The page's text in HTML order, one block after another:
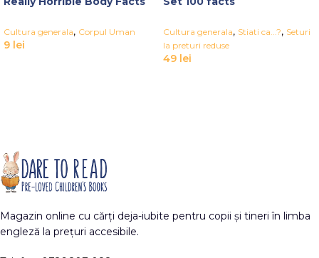
Cultura generala, Corpul Uman
9 lei
Cultura generala, Stiati ca...?, Seturi
la preturi reduse
49 lei
Magazin online cu cărți deja-iubite pentru copii și tineri în limba
engleză la prețuri accesibile.